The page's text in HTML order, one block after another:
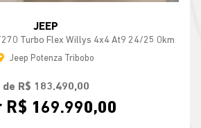
JEEP
Turbo Flex Willys 4x4 At9 24/25 0km
Jeep Potenza Tribobo
de R$ 183.490,00
R$ 169.990,00